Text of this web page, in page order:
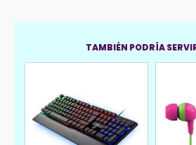
TAMBIÉN PODRÍA